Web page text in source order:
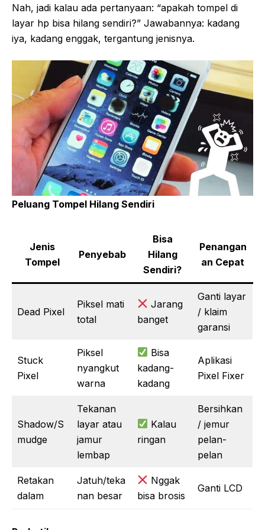
Nah, jadi kalau ada pertanyaan: “apakah tompel di
layar hp bisa hilang sendiri?” Jawabannya: kadang
iya, kadang enggak, tergantung jenisnya.
Peluang Tompel Hilang Sendiri
Jenis
Tompel
Penyebab
Bisa
Hilang
Sendiri?
Penangan
an Cepat
Dead Pixel
Piksel mati
total
Jarang
banget
Ganti layar
/ klaim
garansi
Stuck
Pixel
Piksel
nyangkut
warna
Bisa
kadang-
kadang
Aplikasi
Pixel Fixer
Shadow/S
mudge
Tekanan
layar atau
jamur
lembap
Kalau
ringan
Bersihkan
/ jemur
pelan-
pelan
Retakan
dalam
Jatuh/teka
nan besar
Nggak
bisa brosis
Ganti LCD